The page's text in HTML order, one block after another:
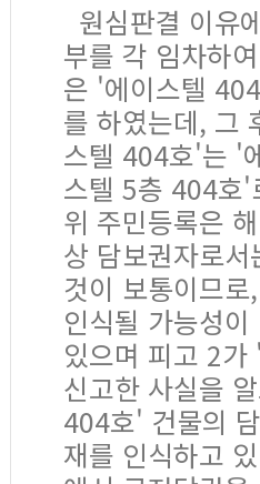
원심판결 이유
부를 각 임차하
은 '에이스텔
를 하였는데, 그
스텔 404호'는 '
스텔 5층 404호'
위 주민등록은
상 담보권자로
것이 보통이므
인식될 가능성
있으며 피고 2
신고한 사실을
404호' 건물의
재를 인식하고